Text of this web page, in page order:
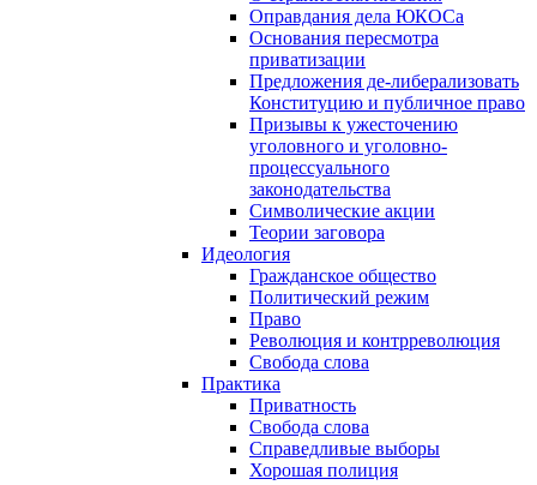
Оправдания дела ЮКОСа
Основания пересмотра
приватизации
Предложения де-либерализовать
Конституцию и публичное право
Призывы к ужесточению
уголовного и уголовно-
процессуального
законодательства
Символические акции
Теории заговора
Идеология
Гражданское общество
Политический режим
Право
Революция и контрреволюция
Свобода слова
Практика
Приватность
Свобода слова
Справедливые выборы
Хорошая полиция